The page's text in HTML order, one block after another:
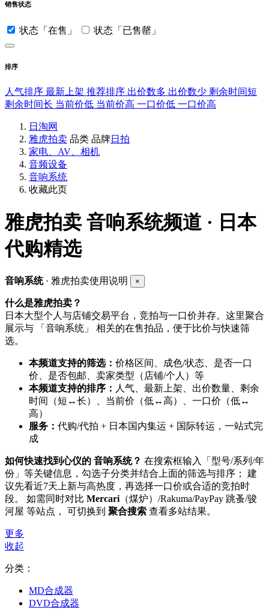
销售状态
状态「在售」 状态「已售罄」
排序
人气排序 最新上架 推荐排序 出价数多 出价数少 剩余时间短
剩余时间长 当前价低 当前价高 一口价低 一口价高
日淘网
雅虎拍卖 品类 品牌日拍
家电、AV、相机
音频设备
音响系统
收藏此页
雅虎拍卖 音响系统频道 · 日本
代购精选
音响系统· 雅虎拍卖使用说明 ×
什么是雅虎拍卖？
日本大型个人与店铺交易平台，竞拍与一口价并存。这里聚合
展示与 「音响系统」 相关的在售拍品，便于比价与快速筛
选。
本频道支持的筛选： 价格区间、成色/状态、是否一口
价、是否包邮、卖家类型（店铺/个人）等
本频道支持的排序： 人气、最新上架、出价数量、剩余
时间（短↔长）、当前价（低↔高）、一口价（低↔
高）
服务： 代购/代拍 + 日本国内集运 + 国际转运，一站式完
成
如何快速找到心仪的 音响系统？ 在搜索框输入「型号/系列/年
份」等关键信息，勾选子分类并结合上面的筛选与排序； 建
议先看近7天上新与高热度，再选择一口价或合适的竞拍时
段。 如需同时对比 Mercari （煤炉）/Rakuma/PayPay 跳蚤/骏
河屋 等站点， 可切换到 聚合搜索 查看多站结果。
更多
收起
分类：
MD合成器
DVD合成器